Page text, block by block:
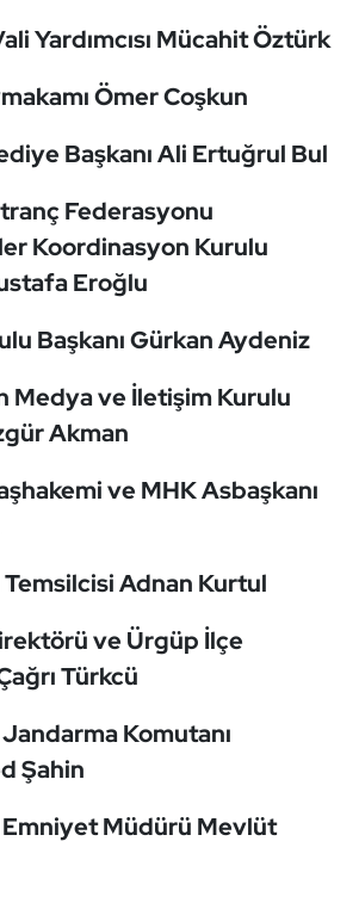
Yardımcısı Mücahit Öztürk
Ömer Coşkun
Başkanı Ali Ertuğrul Bul
Federasyonu
Koordinasyon Kurulu
Eroğlu
Başkanı Gürkan Aydeniz
Medya ve İletişim Kurulu
Akman
ve MHK Asbaşkanı
Adnan Kurtul
ve Ürgüp İlçe
Türkcü
Komutanı
Şahin
Müdürü Mevlüt